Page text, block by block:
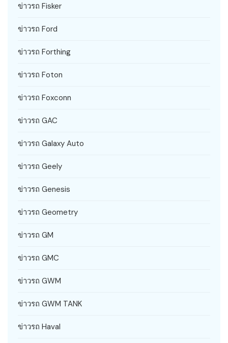
ข่าวรถ Fisker
ข่าวรถ Ford
ข่าวรถ Forthing
ข่าวรถ Foton
ข่าวรถ Foxconn
ข่าวรถ GAC
ข่าวรถ Galaxy Auto
ข่าวรถ Geely
ข่าวรถ Genesis
ข่าวรถ Geometry
ข่าวรถ GM
ข่าวรถ GMC
ข่าวรถ GWM
ข่าวรถ GWM TANK
ข่าวรถ Haval